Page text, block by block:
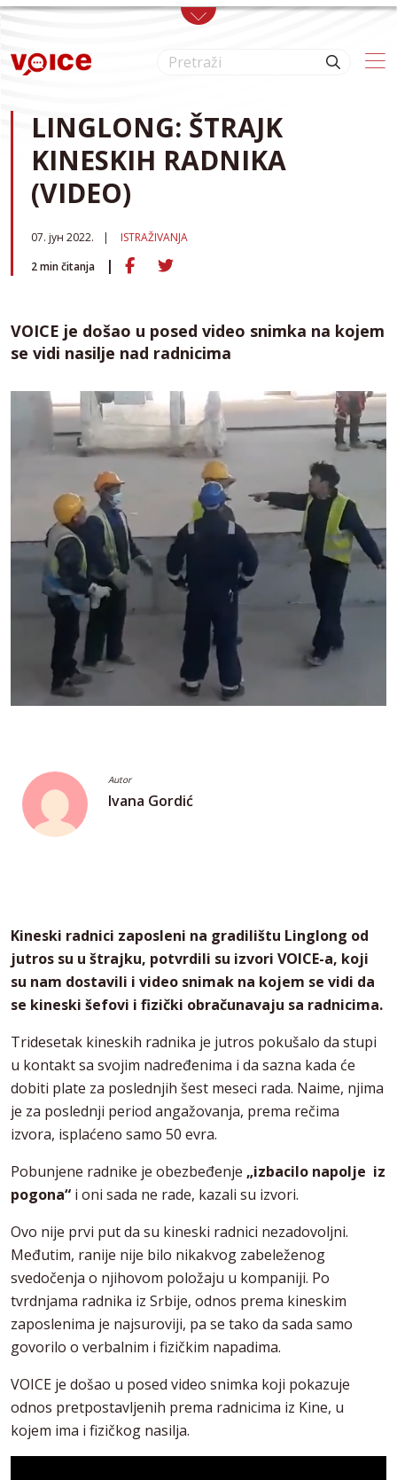
Skip to main content
LINGLONG: ŠTRAJK
KINESKIH RADNIKA
(VIDEO)
07. јун 2022.
ISTRAŽIVANJA
2min čitanja
VOICE je došao u posed video snimka na kojem
se vidi nasilje nad radnicima
Autor
Ivana Gordić
Kineski radnici zaposleni na gradilištu Linglong od
jutros su u štrajku, potvrdili su izvori VOICE-a, koji
su nam dostavili i video snimak na kojem se vidi da
se kineski šefovi i fizički obračunavaju sa radnicima.
Tridesetak kineskih radnika je jutros pokušalo da stupi
u kontakt sa svojim nadređenima i da sazna kada će
dobiti plate za poslednjih šest meseci rada. Naime, njima
je za poslednji period angažovanja, prema rečima
izvora, isplaćeno samo 50 evra.
Pobunjene radnike je obezbeđenje „izbacilo napolje iz
pogona“ i oni sada ne rade, kazali su izvori.
Ovo nije prvi put da su kineski radnici nezadovoljni.
Međutim, ranije nije bilo nikakvog zabeleženog
svedočenja o njihovom položaju u kompaniji. Po
tvrdnjama radnika iz Srbije, odnos prema kineskim
zaposlenima je najsuroviji, pa se tako da sada samo
govorilo o verbalnim i fizičkim napadima.
VOICE je došao u posed video snimka koji pokazuje
odnos pretpostavljenih prema radnicima iz Kine, u
kojem ima i fizičkog nasilja.